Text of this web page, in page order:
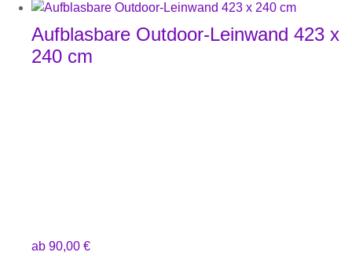
Aufblasbare Outdoor-Leinwand 423 x
240 cm
ab 90,00 €